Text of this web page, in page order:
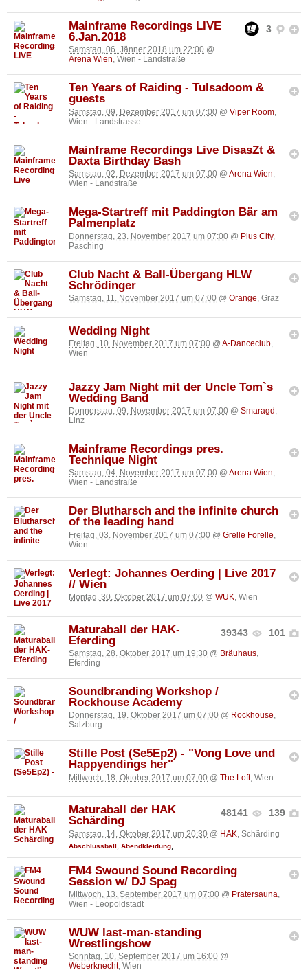
3
Mainframe Recordings LIVE
6.Jan.2018
Samstag, 06. Jänner 2018 um 22:00 @
Arena Wien, Wien - Landstraße
Ten Years of Raiding - Tulsadoom &
guests
Samstag, 09. Dezember 2017 um 07:00 @ Viper Room
Wien - Landstrasse
Mainframe Recordings Live DisasZt &
Daxta Birthday Bash
Samstag, 02. Dezember 2017 um 07:00 @ Arena Wien,
Wien - Landstraße
Mega-Startreff mit Paddington Bär am
Palmenplatz
Donnerstag, 23. November 2017 um 07:00 @ Plus City,
Pasching
Club Nacht & Ball-Übergang HLW
Schrödinger
Samstag, 11. November 2017 um 07:00 @ Orange, Graz
Wedding Night
Freitag, 10. November 2017 um 07:00 @ A-Danceclub,
Wien
Jazzy Jam Night mit der Uncle Tom`s
Wedding Band
Donnerstag, 09. November 2017 um 07:00 @ Smaragd,
Linz
Mainframe Recordings pres.
Technique Night
Samstag, 04. November 2017 um 07:00 @ Arena Wien,
Wien - Landstraße
Der Blutharsch and the infinite church
of the leading hand
Freitag, 03. November 2017 um 07:00 @ Grelle Forelle
Wien
Verlegt: Johannes Oerding | Live 2017
// Wien
Montag, 30. Oktober 2017 um 07:00 @ WUK, Wien
39343 101
Maturaball der HAK-
Eferding
Samstag, 28. Oktober 2017 um 19:30 @ Bräuhaus,
Eferding
Soundbranding Workshop /
Rockhouse Academy
Donnerstag, 19. Oktober 2017 um 07:00 @ Rockhouse,
Salzburg
Stille Post (Se5Ep2) - "Vong Love und
Happyendings her"
Mittwoch, 18. Oktober 2017 um 07:00 @ The Loft, Wien
48141 139
Maturaball der HAK
Schärding
Samstag, 14. Oktober 2017 um 20:30 @ HAK , Schärding
Abschlussball Abendkleidung
FM4 Swound Sound Recording
Session w/ DJ Spag
Mittwoch, 13. September 2017 um 07:00 @ Pratersauna,
Wien - Leopoldstadt
WUW last-man-standing
Wrestlingshow
Sonntag, 10. September 2017 um 16:00 @
Weberknecht, Wien